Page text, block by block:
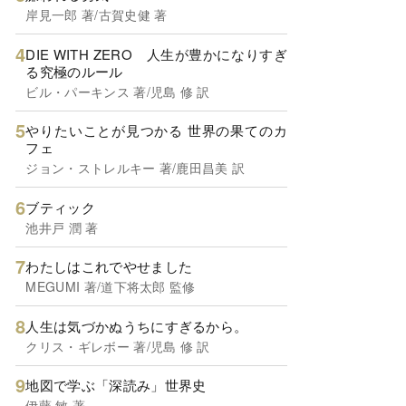
岸見一郎 著/古賀史健 著
DIE WITH ZERO 人生が豊かになりすぎ
る究極のルール
ビル・パーキンス 著/児島 修 訳
やりたいことが見つかる 世界の果てのカ
フェ
ジョン・ストレルキー 著/鹿田昌美 訳
ブティック
池井戸 潤 著
わたしはこれでやせました
MEGUMI 著/道下将太郎 監修
人生は気づかぬうちにすぎるから。
クリス・ギレボー 著/児島 修 訳
地図で学ぶ「深読み」世界史